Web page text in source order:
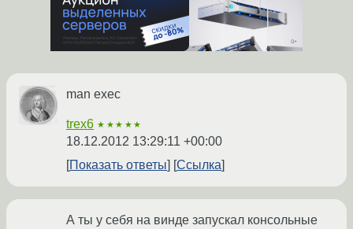
man exec
trex6 ★★★★★
18.12.2012 13:29:11 +00:00
Показать ответы
Ссылка
А ты у себя на винде запускал консольные